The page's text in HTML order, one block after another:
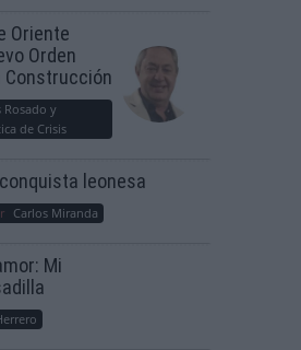
Oriente
Orden
y
de Crisis
leonesa
Carlos Miranda
Mi